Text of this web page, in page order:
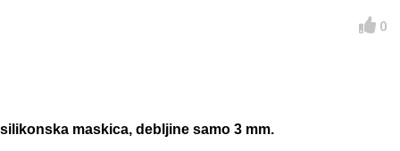
0
maskica, debljine samo 3 mm.